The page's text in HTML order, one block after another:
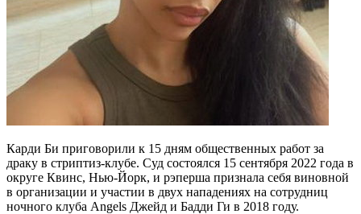
Карди Би приговорили к 15 дням общественных работ за
драку в стриптиз-клубе. Суд состоялся 15 сентября 2022 года в
округе Квинс, Нью-Йорк, и рэперша признала себя виновной
в организации и участии в двух нападениях на сотрудниц
ночного клуба Angels Джейд и Бадди Ги в 2018 году.